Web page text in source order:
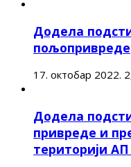
Додела
пољопривреде
17. октобар 2022.
Додела
привреде и
територији